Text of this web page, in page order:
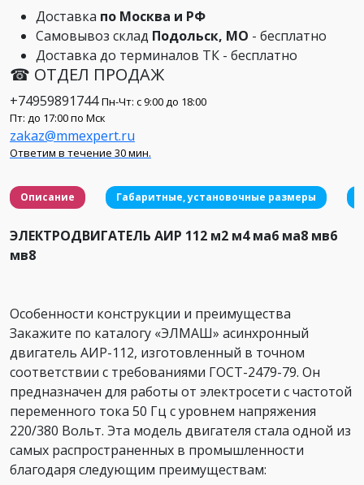
Доставка по Москва и РФ
Самовывоз склад Подольск, МО - бесплатно
Доставка до терминалов ТК - бесплатно
☎ ОТДЕЛ ПРОДАЖ
+74959891744 Пн-Чт: с 9:00 до 18:00
Пт: до 17:00 по Мск
zakaz@mmexpert.ru
Ответим в течение 30 мин.
Описание Габаритные, установочные размеры
ЭЛЕКТРОДВИГАТЕЛЬ АИР 112 м2 м4 ма6 ма8 мв6
мв8
Особенности конструкции и преимущества
Закажите по каталогу «ЭЛМАШ» асинхронный
двигатель АИР-112, изготовленный в точном
соответствии с требованиями ГОСТ-2479-79. Он
предназначен для работы от электросети с частотой
переменного тока 50 Гц с уровнем напряжения
220/380 Вольт. Эта модель двигателя стала одной из
самых распространенных в промышленности
благодаря следующим преимуществам: